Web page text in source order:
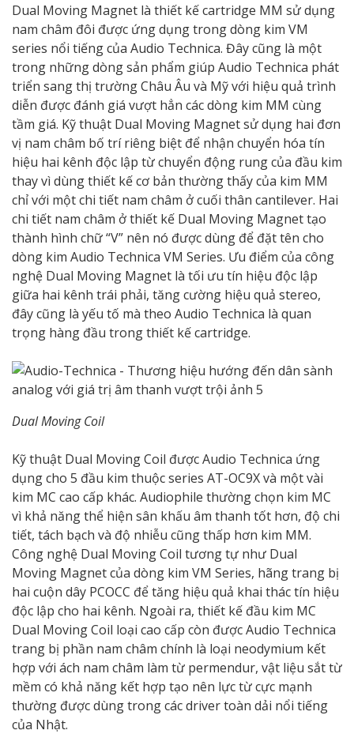
Dual Moving Magnet là thiết kế cartridge MM sử dụng
nam châm đôi được ứng dụng trong dòng kim VM
series nổi tiếng của Audio Technica. Đây cũng là một
trong những dòng sản phẩm giúp Audio Technica phát
triển sang thị trường Châu Âu và Mỹ với hiệu quả trình
diễn được đánh giá vượt hẳn các dòng kim MM cùng
tầm giá. Kỹ thuật Dual Moving Magnet sử dụng hai đơn
vị nam châm bố trí riêng biệt để nhận chuyển hóa tín
hiệu hai kênh độc lập từ chuyển động rung của đầu kim
thay vì dùng thiết kế cơ bản thường thấy của kim MM
chỉ với một chi tiết nam châm ở cuối thân cantilever. Hai
chi tiết nam châm ở thiết kế Dual Moving Magnet tạo
thành hình chữ “V” nên nó được dùng để đặt tên cho
dòng kim Audio Technica VM Series. Ưu điểm của công
nghệ Dual Moving Magnet là tối ưu tín hiệu độc lập
giữa hai kênh trái phải, tăng cường hiệu quả stereo,
đây cũng là yếu tố mà theo Audio Technica là quan
trọng hàng đầu trong thiết kế cartridge.
Dual Moving Coil
Kỹ thuật Dual Moving Coil được Audio Technica ứng
dụng cho 5 đầu kim thuộc series AT-OC9X và một vài
kim MC cao cấp khác. Audiophile thường chọn kim MC
vì khả năng thể hiện sân khấu âm thanh tốt hơn, độ chi
tiết, tách bạch và độ nhiễu cũng thấp hơn kim MM.
Công nghệ Dual Moving Coil tương tự như Dual
Moving Magnet của dòng kim VM Series, hãng trang bị
hai cuộn dây PCOCC để tăng hiệu quả khai thác tín hiệu
độc lập cho hai kênh. Ngoài ra, thiết kế đầu kim MC
Dual Moving Coil loại cao cấp còn được Audio Technica
trang bị phần nam châm chính là loại neodymium kết
hợp với ách nam châm làm từ permendur, vật liệu sắt từ
mềm có khả năng kết hợp tạo nên lực từ cực mạnh
thường được dùng trong các driver toàn dải nổi tiếng
của Nhật.